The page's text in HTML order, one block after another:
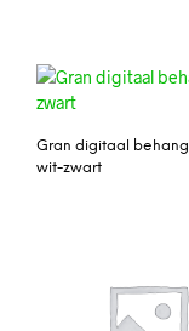
Gran digitaal behang
wit-zwart